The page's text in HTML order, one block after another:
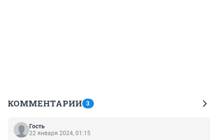
КОММЕНТАРИИ 3
Гость
22 января 2024, 01:15